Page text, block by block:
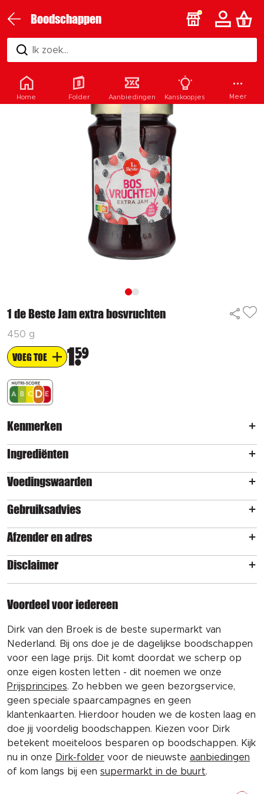
Boodschappen
Ik zoek...
1 de Beste Jam extra bosvruchten
450 g
VOEG TOE 1 59
Kenmerken
Ingrediënten
Voedingswaarden
Gebruiksadvies
Afzender en adres
Disclaimer
Voordeel voor iedereen
Dirk van den Broek is de beste supermarkt van
Nederland. Bij ons doe je de dagelijkse boodschappen
voor een lage prijs. Dit komt doordat we scherp op
onze eigen kosten letten - dit noemen we onze
Prijsprincipes. Zo hebben we geen bezorgservice,
geen speciale spaarcampagnes en geen
klantenkaarten. Hierdoor houden we de kosten laag en
doe jij voordelig boodschappen. Kiezen voor Dirk
betekent moeiteloos besparen op boodschappen. Kijk
nu in onze Dirk-folder voor de nieuwste aanbiedingen
of kom langs bij een supermarkt in de buurt.
Home Folder Aanbiedingen Kanskoopjes Meer